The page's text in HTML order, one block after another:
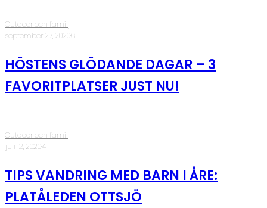
Outdoor och familj
·september 27, 2020·6
HÖSTENS GLÖDANDE DAGAR – 3
FAVORITPLATSER JUST NU!
Outdoor och familj
·juli 12, 2020·4
TIPS VANDRING MED BARN I ÅRE:
PLATÅLEDEN OTTSJÖ